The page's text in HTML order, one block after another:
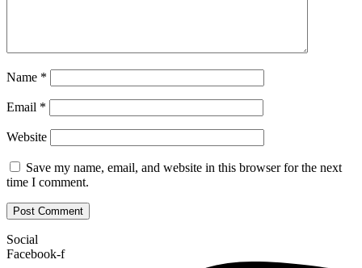
Name *
Email *
Website
Save my name, email, and website in this browser for the next
time I comment.
Social
Facebook-f